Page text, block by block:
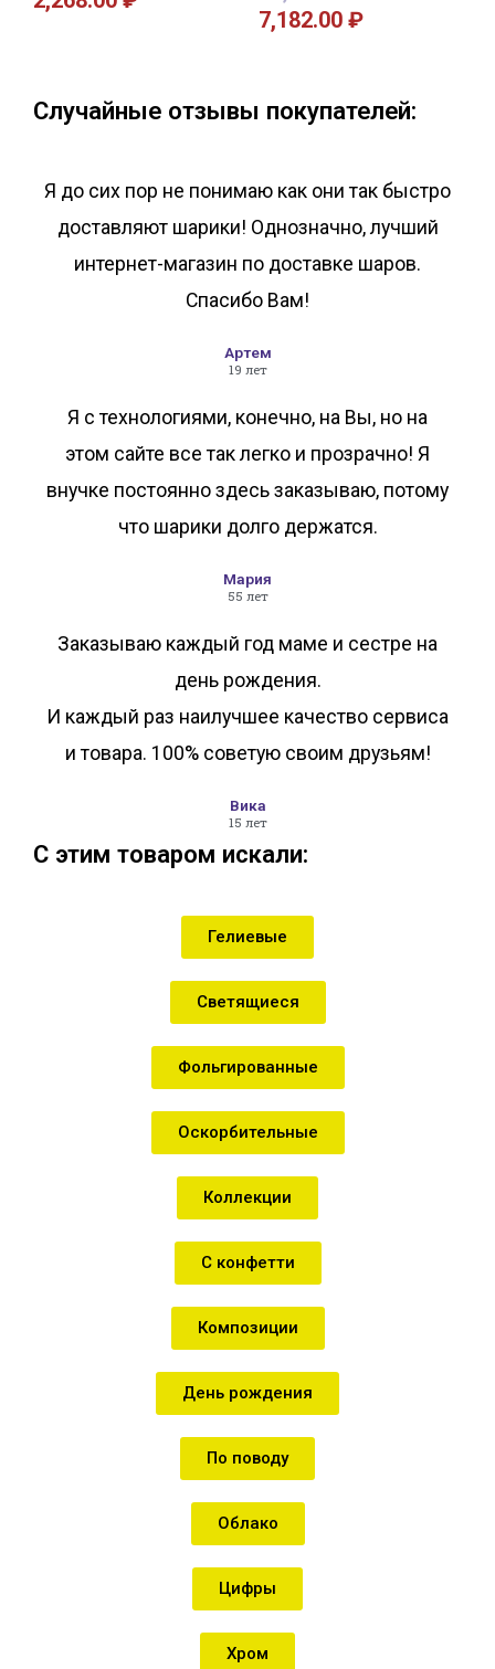
7,182.00 ₽
Случайные отзывы покупателей:
Я до сих пор не понимаю как они так быстро
доставляют шарики! Однозначно, лучший
интернет-магазин по доставке шаров.
Спасибо Вам!
Артем
19 лет
Я с технологиями, конечно, на Вы, но на
этом сайте все так легко и прозрачно! Я
внучке постоянно здесь заказываю, потому
что шарики долго держатся.
Мария
55 лет
Заказываю каждый год маме и сестре на
день рождения.
И каждый раз наилучшее качество сервиса
и товара. 100% советую своим друзьям!
Вика
15 лет
С этим товаром искали:
Гелиевые
Светящиеся
Фольгированные
Оскорбительные
Коллекции
С конфетти
Композиции
День рождения
По поводу
Облако
Цифры
Хром